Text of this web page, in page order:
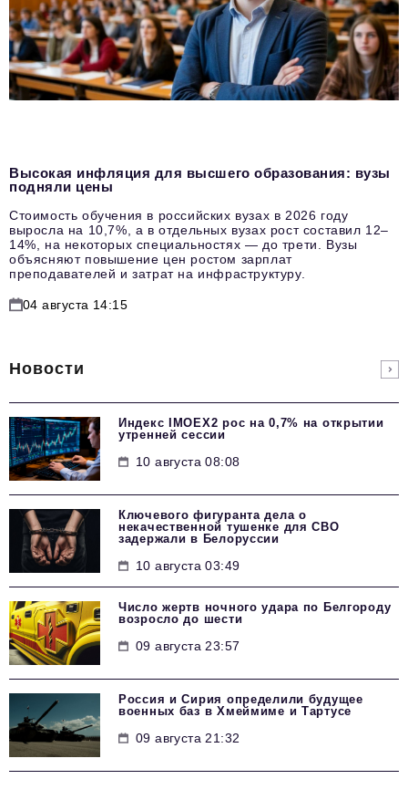
Высокая инфляция для высшего образования: вузы
подняли цены
Стоимость обучения в российских вузах в 2026 году
выросла на 10,7%, а в отдельных вузах рост составил 12–
14%, на некоторых специальностях — до трети. Вузы
объясняют повышение цен ростом зарплат
преподавателей и затрат на инфраструктуру.
04 августа 14:15
Новости
Индекс IMOEX2 рос на 0,7% на открытии
утренней сессии
10 августа 08:08
Ключевого фигуранта дела о
некачественной тушенке для СВО
задержали в Белоруссии
10 августа 03:49
Число жертв ночного удара по Белгороду
возросло до шести
09 августа 23:57
Россия и Сирия определили будущее
военных баз в Хмеймиме и Тартусе
09 августа 21:32